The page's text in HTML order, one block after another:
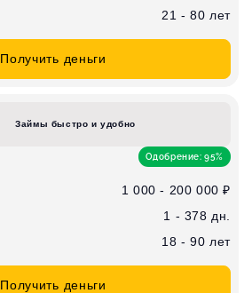
21 - 80 лет
Получить деньги
Займы быстро и удобно
Одобрение: 95%
1 000 - 200 000 ₽
1 - 378 дн.
18 - 90 лет
Получить деньги